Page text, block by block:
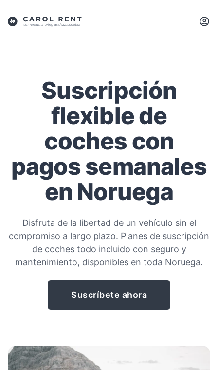
Suscripción
flexible de
coches con
pagos semanales
en Noruega
Disfruta de la libertad de un vehículo sin el
compromiso a largo plazo. Planes de suscripción
de coches todo incluido con seguro y
mantenimiento, disponibles en toda Noruega.
Suscríbete ahora